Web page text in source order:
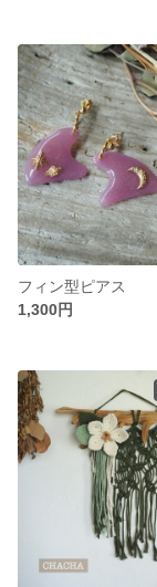
フィン型ピアス
1,300円